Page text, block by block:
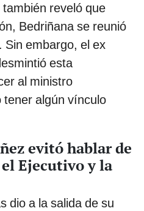
reveló que
Bedriñana se reunió
. Sin embargo, el ex
esta
al ministro
tener algún vínculo
evitó hablar de
Ejecutivo y la
dio a la salida de su